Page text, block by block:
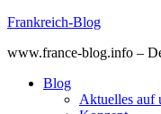
Skip
content
Frankreich-Blog
www.france-blog.info –
Blog
Aktuelles auf